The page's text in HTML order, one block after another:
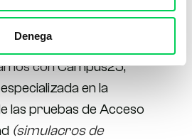
Denega
Evau. Si
y asesoramiento, En
conCampus25,
en la
las pruebas de Acceso
(simulacros de